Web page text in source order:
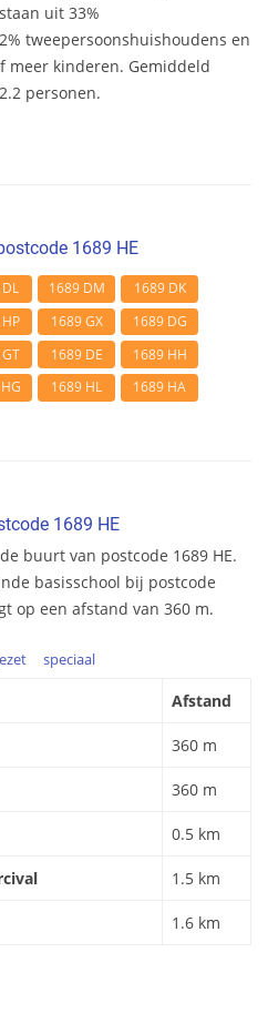
uit 33%
tweepersoonshuishoudens en
meer kinderen. Gemiddeld
personen.
1689 HE
1689 DM
1689 DK
1689 GX
1689 DG
1689 DE
1689 HH
1689 HL 1689 HA
1689 HE
buurt van postcode 1689 HE.
basisschool bij postcode
op een afstand van 360 m.
speciaal
Afstand
360 m
360 m
0.5 km
1.5 km
1.6 km